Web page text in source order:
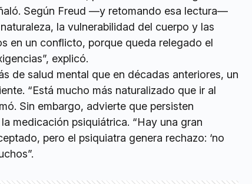
Según Freud —y retomando esa lectura—
la vulnerabilidad del cuerpo y las
en un conflicto, porque queda relegado el
explicó.
de salud mental que en décadas anteriores, un
“Está mucho más naturalizado que ir al
Sin embargo, advierte que persisten
medicación psiquiátrica. “Hay una gran
pero el psiquiatra genera rechazo: ‘no